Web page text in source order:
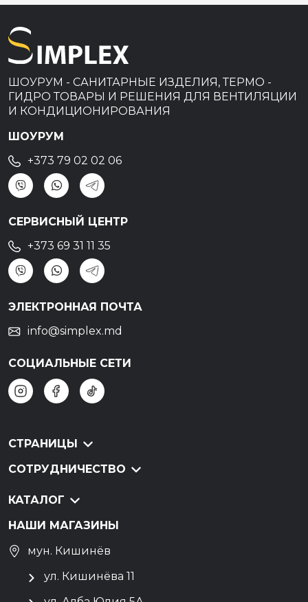
ШОУРУМ - САНИТАРНЫЕ ИЗДЕЛИЯ, ТЕРМО -
ГИДРО ТОВАРЫ И РЕШЕНИЯ ДЛЯ ВЕНТИЛЯЦИИ
И КОНДИЦИОНИРОВАНИЯ
ШОУРУМ
+373 79 02 02 06
СЕРВИСНЫЙ ЦЕНТР
+373 69 31 11 35
ЭЛЕКТРОННАЯ ПОЧТА
info@simplex.md
СОЦИАЛЬНЫЕ СЕТИ
СТРАНИЦЫ
СОТРУДНИЧЕСТВО
КАТАЛОГ
НАШИ МАГАЗИНЫ
мун. Кишинёв
ул. Кишинёва 11